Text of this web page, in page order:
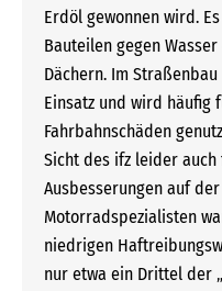
Erdöl gewonnen wird.
Bauteilen gegen
Dächern. Im
Einsatz und wird häufig
Fahrbahnschäden
Sicht des ifz leider
Ausbesserungen auf
Motorradspezialisten
niedrigen
nur etwa ein Drittel der